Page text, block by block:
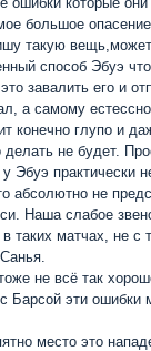
большое
такую
способ Эбуэ
завалить его и
а самому
конечно глупо и
делать не будет.
Эбуэ практически
абсолютно не
Наша слабое
таких матчах, не с
не всё так
эти ошибки
место это